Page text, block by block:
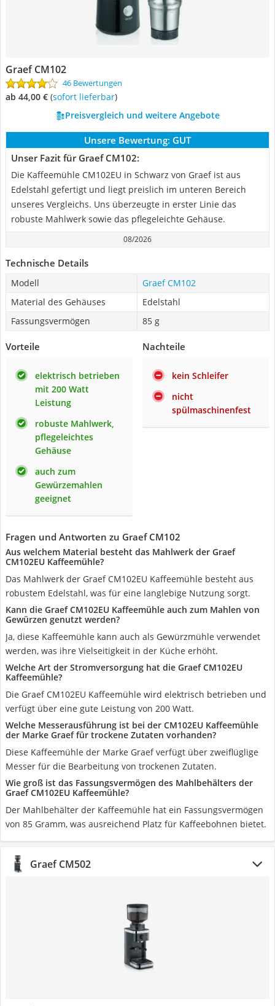
Graef CM102
46 Bewertungen
ab 44,00 € ( Sofort lieferbar)
Preisvergleich und weitere Angebote
Unsere Bewertung: GUT
Unser Fazit für Graef CM102:
Die Kaffeemühle CM102EU in Schwarz von Graef ist aus
Edelstahl gefertigt und liegt preislich im unteren Bereich
unseres Vergleichs. Uns überzeugte in erster Linie das
robuste Mahlwerk sowie das pflegeleichte Gehäuse.
08/2026
Technische Details
Modell
Graef CM102
Material des Gehäuses
Edelstahl
Fassungsvermögen
85 g
Vorteile
elektrisch betrieben
mit 200 Watt
Leistung
robuste Mahlwerk,
pflegeleichtes
Gehäuse
auch zum
Gewürzemahlen
geeignet
Nachteile
kein Schleifer
nicht
spülmaschinenfest
Fragen und Antworten zu Graef CM102
Aus welchem Material besteht das Mahlwerk der Graef
CM102EU Kaffeemühle?
Das Mahlwerk der Graef CM102EU Kaffeemühle besteht aus
robustem Edelstahl, was für eine langlebige Nutzung sorgt.
Kann die Graef CM102EU Kaffeemühle auch zum Mahlen von
Gewürzen genutzt werden?
Ja, diese Kaffeemühle kann auch als Gewürzmühle verwendet
werden, was ihre Vielseitigkeit in der Küche erhöht.
Welche Art der Stromversorgung hat die Graef CM102EU
Kaffeemühle?
Die Graef CM102EU Kaffeemühle wird elektrisch betrieben und
verfügt über eine gute Leistung von 200 Watt.
Welche Messerausführung ist bei der CM102EU Kaffeemühle
der Marke Graef für trockene Zutaten vorhanden?
Diese Kaffeemühle der Marke Graef verfügt über zweiflüglige
Messer für die Bearbeitung von trockenen Zutaten.
Wie groß ist das Fassungsvermögen des Mahlbehälters der
Graef CM102EU Kaffeemühle?
Der Mahlbehälter der Kaffeemühle hat ein Fassungsvermögen
von 85 Gramm, was ausreichend Platz für Kaffeebohnen bietet.
Graef CM502